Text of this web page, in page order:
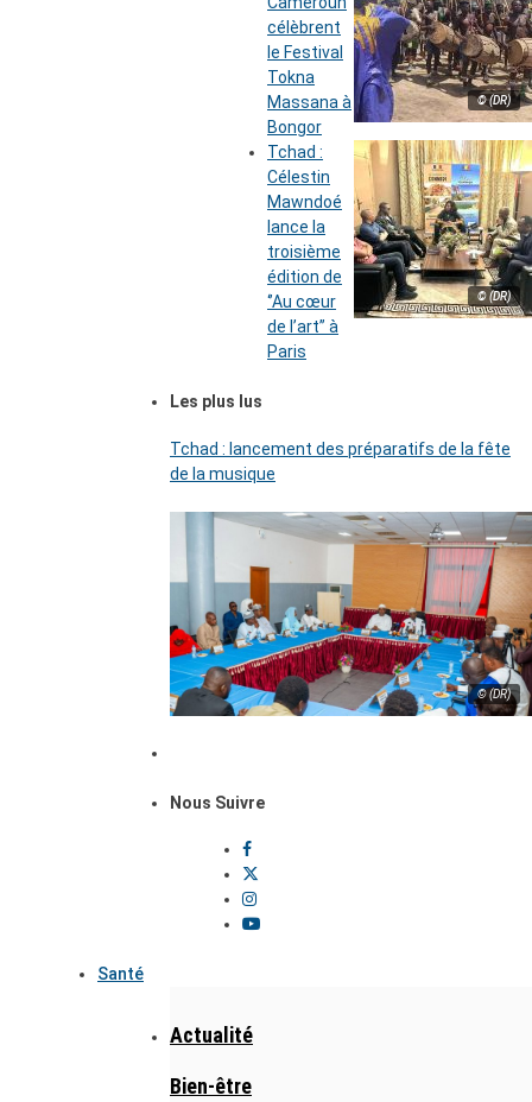
© (DR)
célèbrent
le Festival
Tokna
Massana à
Bongor
© (DR)
Tchad :
Célestin
Mawndoé
lance la
troisième
édition de
‘’Au cœur
de l’art’’ à
Paris
Les plus lus
Tchad : lancement des préparatifs de la fête
de la musique
© (DR)
Nous Suivre
Santé
Actualité
Bien-être